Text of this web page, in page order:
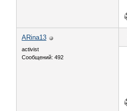
ARina13
activist
Сообщений: 492